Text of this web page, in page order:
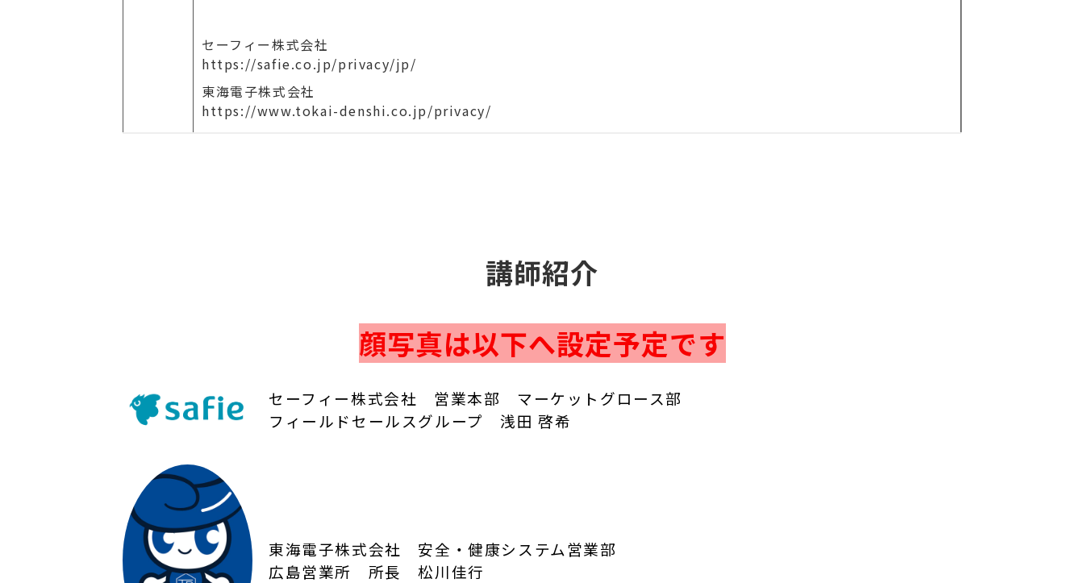
セーフィー株式会社
https://safie.co.jp/privacy/jp/
東海電子株式会社
https://www.tokai-denshi.co.jp/privacy/
講師紹介
顔写真は以下へ設定予定です
セーフィー株式会社 営業本部 マーケットグロース部
フィールドセールスグループ 浅田 啓希
東海電子株式会社 安全・健康システム営業部
広島営業所 所長 松川佳行